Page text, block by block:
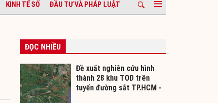
KINH TẾ SỐ ĐẦU TƯ VÀ PHÁP LUẬT
ĐỌC NHIỀU
Đề xuất nghiên cứu hình
thành 28 khu TOD trên
tuyến đường sắt TP.HCM -